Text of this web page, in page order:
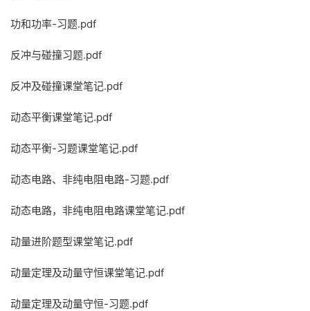
功和功率-习题.pdf
反冲与碰撞习题.pdf
反冲及碰撞课堂笔记.pdf
动态平衡课堂笔记.pdf
动态平衡-习题课堂笔记.pdf
动态电路、非纯电阻电路-习题.pdf
动态电路，非纯电阻电路课堂笔记.pdf
动量进阶题型课堂笔记.pdf
动量定理及动量守恒课堂笔记.pdf
动量定理及动量守恒-习题.pdf